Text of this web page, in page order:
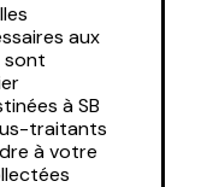
aux
sont
à SB
traitants
à votre